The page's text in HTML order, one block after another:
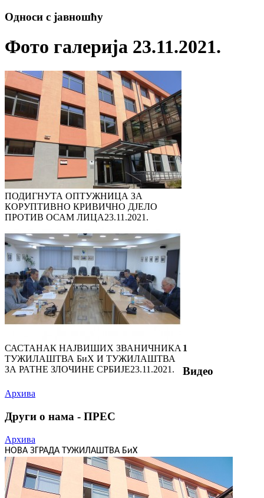
Односи с јавношћу
Фото галерија 23.11.2021.
ПОДИГНУТА ОПТУЖНИЦА ЗА
КОРУПТИВНО КРИВИЧНО ДЈЕЛО
ПРОТИВ ОСАМ ЛИЦА23.11.2021.
САСТАНАК НАЈВИШИХ ЗВАНИЧНИКА
ТУЖИЛАШТВА БиХ И ТУЖИЛАШТВА
ЗА РАТНЕ ЗЛОЧИНЕ СРБИЈЕ23.11.2021.
1
Видео
Архива
Други о нама - ПРЕС
Архива
НОВА ЗГРАДА ТУЖИЛАШТВА БиХ